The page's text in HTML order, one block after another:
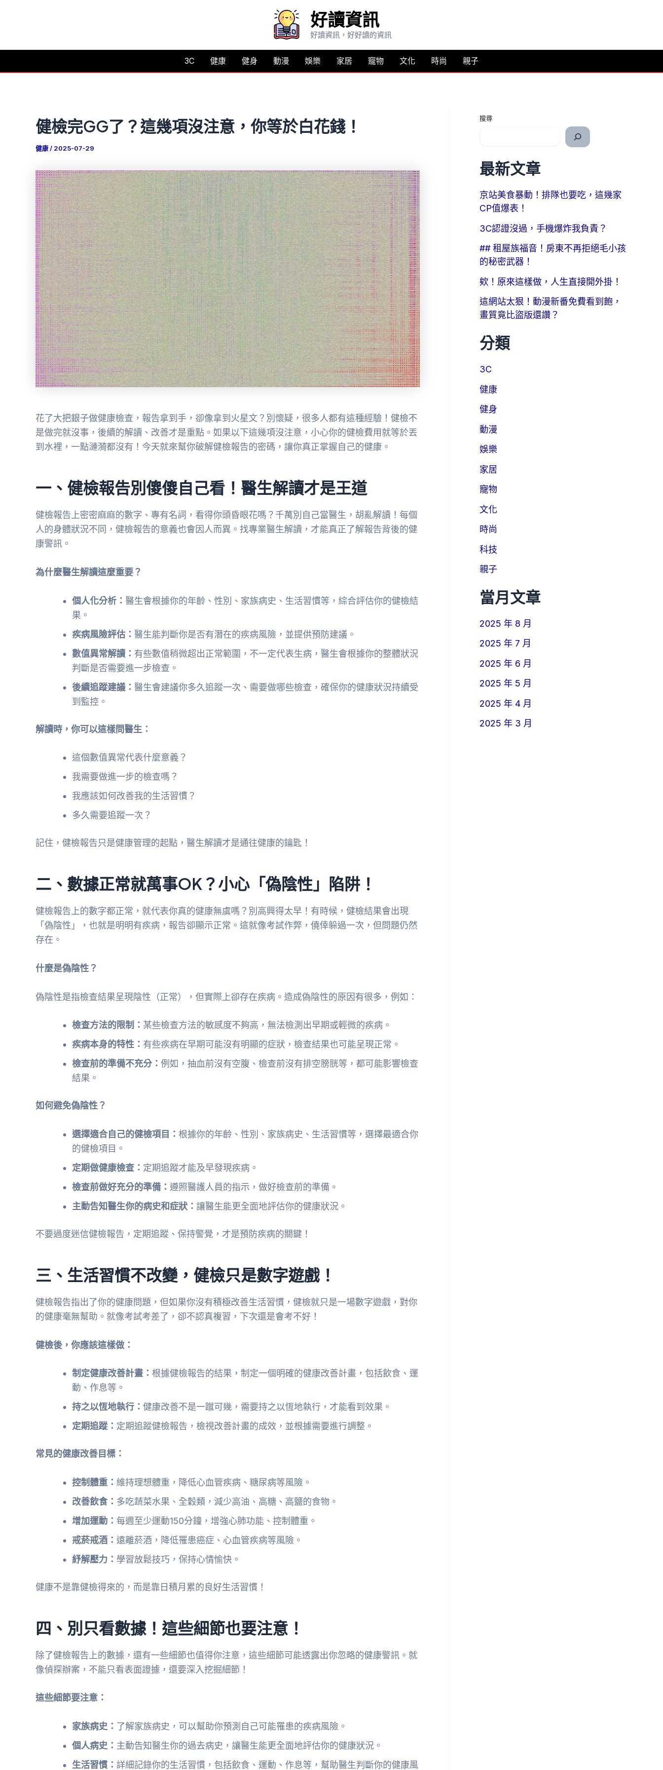
要
好讀資訊
好讀資訊，好好讀的資訊
3C 健康 健身 動漫 娛樂 家居 寵物 文化 時尚 親子
健檢完GG了？這幾項沒注意，你等於白花錢！
健康/ 2025-07-29
花了大把銀子做健康檢查，報告拿到手，卻像拿到火星文？別懷疑，很多人都有這種經驗！健檢不
是做完就沒事，後續的解讀、改善才是重點。如果以下這幾項沒注意，小心你的健檢費用就等於丟
到水裡，一點漣漪都沒有！今天就來幫你破解健檢報告的密碼，讓你真正掌握自己的健康。
一、健檢報告別傻傻自己看！醫生解讀才是王道
健檢報告上密密麻麻的數字、專有名詞，看得你頭昏眼花嗎？千萬別自己當醫生，胡亂解讀！每個
人的身體狀況不同，健檢報告的意義也會因人而異。找專業醫生解讀，才能真正了解報告背後的健
康警訊。
為什麼醫生解讀這麼重要？
個人化分析： 醫生會根據你的年齡、性別、家族病史、生活習慣等，綜合評估你的健檢結
果。
疾病風險評估： 醫生能判斷你是否有潛在的疾病風險，並提供預防建議。
數值異常解讀： 有些數值稍微超出正常範圍，不一定代表生病，醫生會根據你的整體狀況
判斷是否需要進一步檢查。
後續追蹤建議： 醫生會建議你多久追蹤一次、需要做哪些檢查，確保你的健康狀況持續受
到監控。
解讀時，你可以這樣問醫生：
這個數值異常代表什麼意義？
我需要做進一步的檢查嗎？
我應該如何改善我的生活習慣？
多久需要追蹤一次？
記住，健檢報告只是健康管理的起點，醫生解讀才是通往健康的鑰匙！
二、數據正常就萬事OK？小心「偽陰性」陷阱！
健檢報告上的數字都正常，就代表你真的健康無虞嗎？別高興得太早！有時候，健檢結果會出現
「偽陰性」，也就是明明有疾病，報告卻顯示正常。這就像考試作弊，僥倖躲過一次，但問題仍然
存在。
什麼是偽陰性？
偽陰性是指檢查結果呈現陰性（正常），但實際上卻存在疾病。造成偽陰性的原因有很多，例如：
檢查方法的限制： 某些檢查方法的敏感度不夠高，無法檢測出早期或輕微的疾病。
疾病本身的特性： 有些疾病在早期可能沒有明顯的症狀，檢查結果也可能呈現正常。
檢查前的準備不充分： 例如，抽血前沒有空腹、檢查前沒有排空膀胱等，都可能影響檢查
結果。
如何避免偽陰性？
選擇適合自己的健檢項目： 根據你的年齡、性別、家族病史、生活習慣等，選擇最適合你
的健檢項目。
定期做健康檢查： 定期追蹤才能及早發現疾病。
檢查前做好充分的準備： 遵照醫護人員的指示，做好檢查前的準備。
主動告知醫生你的病史和症狀： 讓醫生能更全面地評估你的健康狀況。
不要過度迷信健檢報告，定期追蹤、保持警覺，才是預防疾病的關鍵！
三、生活習慣不改變，健檢只是數字遊戲！
健檢報告指出了你的健康問題，但如果你沒有積極改善生活習慣，健檢就只是一場數字遊戲，對你
的健康毫無幫助。就像考試考差了，卻不認真複習，下次還是會考不好！
健檢後，你應該這樣做：
制定健康改善計畫： 根據健檢報告的結果，制定一個明確的健康改善計畫，包括飲食、運
動、作息等。
持之以恆地執行： 健康改善不是一蹴可幾，需要持之以恆地執行，才能看到效果。
定期追蹤： 定期追蹤健檢報告，檢視改善計畫的成效，並根據需要進行調整。
常見的健康改善目標：
控制體重： 維持理想體重，降低心血管疾病、糖尿病等風險。
改善飲食： 多吃蔬菜水果、全穀類，減少高油、高糖、高鹽的食物。
增加運動： 每週至少運動150分鐘，增強心肺功能、控制體重。
戒菸戒酒： 遠離菸酒，降低罹患癌症、心血管疾病等風險。
紓解壓力： 學習放鬆技巧，保持心情愉快。
健康不是靠健檢得來的，而是靠日積月累的良好生活習慣！
四、別只看數據！這些細節也要注意！
除了健檢報告上的數據，還有一些細節也值得你注意，這些細節可能透露出你忽略的健康警訊。就
像偵探辦案，不能只看表面證據，還要深入挖掘細節！
這些細節要注意：
家族病史： 了解家族病史，可以幫助你預測自己可能罹患的疾病風險。
個人病史： 主動告知醫生你的過去病史，讓醫生能更全面地評估你的健康狀況。
生活習慣： 詳細記錄你的生活習慣，包括飲食、運動、作息等，幫助醫生判斷你的健康風
搜尋
最新文章
京站美食暴動！排隊也要吃，這幾家
CP值爆表！
3C認證沒過，手機爆炸我負責？
## 租屋族福音！房東不再拒絕毛小孩
的秘密武器！
欸！原來這樣做，人生直接開外掛！
這網站太狠！動漫新番免費看到飽，
畫質竟比盜版還讚？
分類
3C
健康
健身
動漫
娛樂
家居
寵物
文化
時尚
科技
親子
當月文章
2025 年 8 月
2025 年 7 月
2025 年 6 月
2025 年 5 月
2025 年 4 月
2025 年 3 月